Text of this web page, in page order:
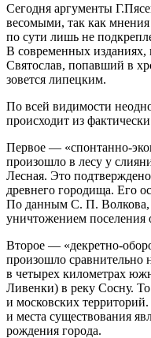
Сегодня аргументы
весомыми, так как
по сути лишь не
В современных
Святослав, попавший в
зовется липецким.
По всей видимости
происходит из
Первое — «спонтанно-
произошло в лесу у
Лесная. Это
древнего городища. Его
По данным С. П. Волкова,
уничтожением поселения
Второе — «декретно-
произошло сравнительно
в четырех километрах
Ливенки) в реку Сосну.
и московских
и места существования
рождения города.